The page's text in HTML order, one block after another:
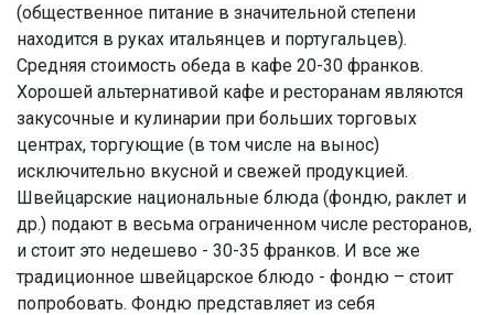
(общественное питание в значительной степени
находится в руках итальянцев и португальцев).
Средняя стоимость обеда в кафе 20-30 франков.
Хорошей альтернативой кафе и ресторанам являются
закусочные и кулинарии при больших торговых
центрах, торгующие (в том числе на вынос)
исключительно вкусной и свежей продукцией.
Швейцарские национальные блюда (фондю, раклет и
др.) подают в весьма ограниченном числе ресторанов,
и стоит это недешево - 30-35 франков. И все же
традиционное швейцарское блюдо - фондю – стоит
попробовать. Фондю представляет из себя